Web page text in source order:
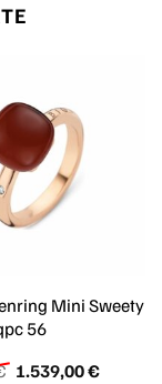
Mini Sweety
56
Ursprünglicher
1.539,00€